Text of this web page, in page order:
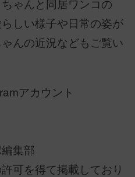
ゃんと同居ワンコの
しい様子や日常の姿が
んの近況などもご覧い
アカウント
集部
可を得て掲載しており